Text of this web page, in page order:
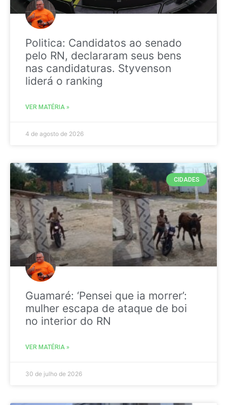
Politica: Candidatos ao senado
pelo RN, declararam seus bens
nas candidaturas. Styvenson
liderá o ranking
VER MATÉRIA »
4 de agosto de 2026
CIDADES
Guamaré: ‘Pensei que ia morrer’:
mulher escapa de ataque de boi
no interior do RN
VER MATÉRIA »
30 de julho de 2026